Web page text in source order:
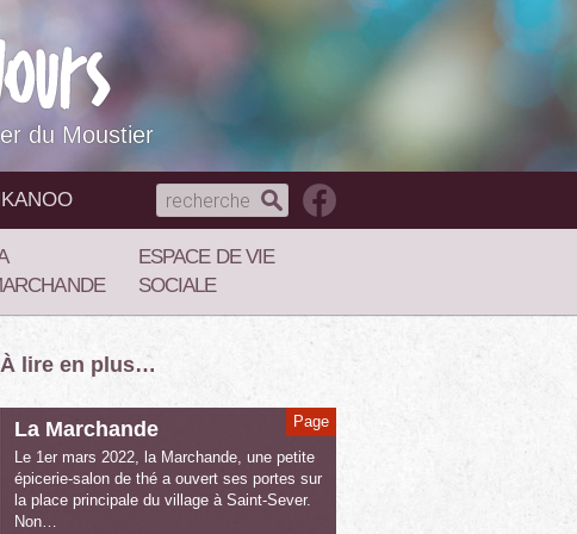
du Moustier
ESPACE DE VIE
SOCIALE
À lire en plus…
Page
La Marchande
Le 1er mars 2022, la Marchande, une petite
épicerie-salon de thé a ouvert ses portes sur
la place principale du village à Saint-Sever.
Non…